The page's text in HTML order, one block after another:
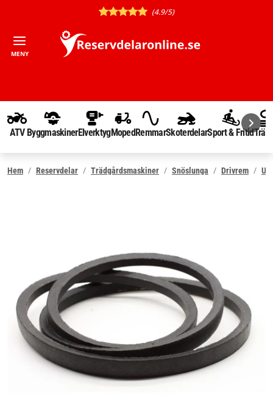
(4.9/5)
MENY
ATV ByggmaskinerElverktygMopedRemmarSkoterdelarSport & Fritid
Hem Reservdelar Trädgårdsmaskiner Snöslunga Drivrem